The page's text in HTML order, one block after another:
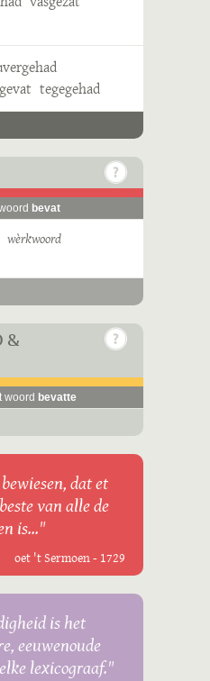
tegegehad
bevat
wèrkwoord
&
woord bevatte
dat et
van alle de
is..."
oet 't Sermoen - 1729
is het
eeuwenoude
lexicograaf."